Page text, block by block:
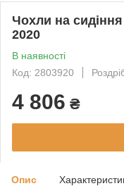
Чохли на
2020
В наявності
Код: 2803920
4 806 ₴
Опис